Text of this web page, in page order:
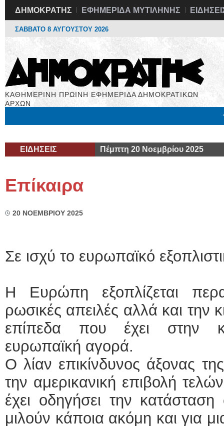
ΔΗΜΟΚΡΑΤΗΣ ΕΦΗΜΕΡΙΔΑ ΜΥΤΙΛΗΝΗΣ
ΣΑΒΒΑΤΟ 8 ΑΥΓΟΥΣΤΟΥ 2026
ΚΑΘΗΜΕΡΙΝΗ ΠΡΩΙΝΗ ΕΦΗΜΕΡΙΔΑ ΔΗΜΟΚΡΑΤΙΚΩΝ
ΑΡΧΩΝ
ΕΙΔΗΣΕΙΣ Πέμπτη 20 Νοεμβρίου 2025
Επίκαιρα
20 ΝΟΕΜΒΡΙΟΥ 2025
Σε ισχύ το ευρωπαϊκό
Η Ευρώπη εξοπλίζεται
ρωσικές απειλές αλλά και την
επίπεδα που έχει στην
ευρωπαϊκή αγορά.
Ο λίαν επικίνδυνος άξονας
την αμερικανική επιβολή
έχει οδηγήσει την
μιλούν κάποια ακόμη και για